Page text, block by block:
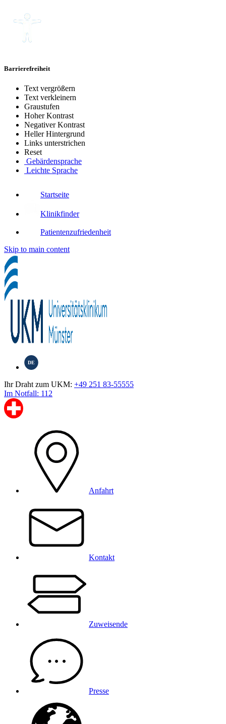
Barrierefreiheit
Text vergrößern
Text verkleinern
Graustufen
Hoher Kontrast
Negativer Kontrast
Heller Hintergrund
Links unterstrichen
Reset
Gebärdensprache
Leichte Sprache
Startseite
Klinikfinder
Patientenzufriedenheit
Skip to main content
DE
Ihr Draht zum UKM: +49 251 83-55555
Im Notfall: 112
Anfahrt
Kontakt
Zuweisende
Presse